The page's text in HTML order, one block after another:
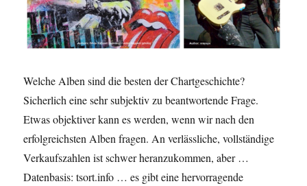
Welche Alben sind die besten der Chartgeschichte?
Sicherlich eine sehr subjektiv zu beantwortende Frage.
Etwas objektiver kann es werden, wenn wir nach den
erfolgreichsten Alben fragen. An verlässliche, vollständige
Verkaufszahlen ist schwer heranzukommen, aber …
Datenbasis: tsort.info … es gibt eine hervorragende